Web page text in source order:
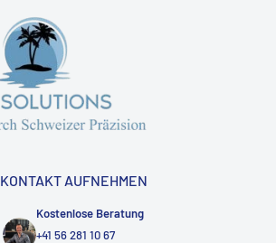
KONTAKT AUFNEHMEN
Kostenlose Beratung
+41 56 281 10 67